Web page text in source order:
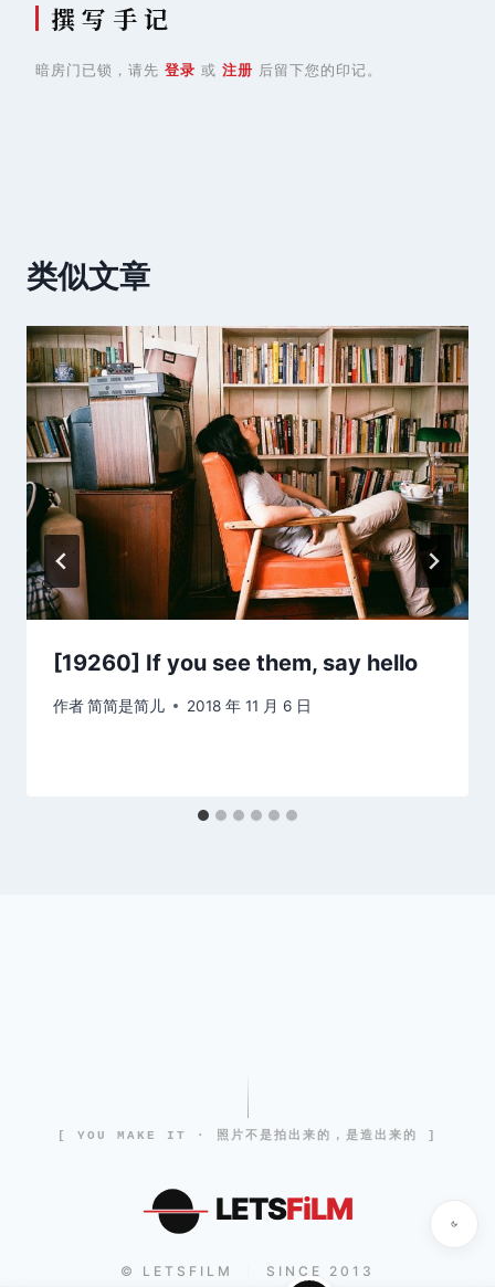
撰 写 手 记
暗房门已锁，请先 登录 或 注册 后留下您的印记。
类似文章
[19260] If you see them, say hello
作者简简是简儿 2018 年 11 月 6 日
[ YOU MAKE IT · 照片不是拍出来的，是造出来的 ]
LETSFiLM
© LETSFILM SINCE 2013